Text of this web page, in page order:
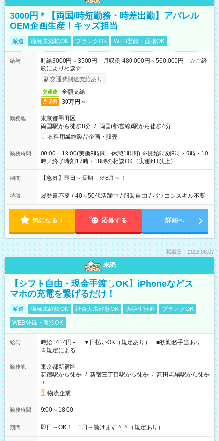
3000円＊【両国/時短勤務・時差出勤】アパレル
OEM企画生産！キッズ担当
派遣 職種未経験OK ブランクOK WEB登録・面接OK
給与
時給3000円～3500円 月収例 480,000円～560,000円 ☆ご経
験により相談☆
交通費別途支給あり
交通費 全額支給
月収例 30万円～
勤務地
東京都墨田区
両国駅から徒歩8分 / 両国(都営線)駅から徒歩4分
衣料用繊維製品企画・販売
勤務時間
09:00～18:00(実働8時間 休憩1時間) ※開始時刻8時・9時・10
時／終了時刻17時・18時の相談OK（実働6H以上）
期間 【急募】即日～長期 ※8月～！
特徴 履歴書不要 / 40～50代活躍中 / 服装自由 / パソコンスキル不要
気になる！ 応募する 詳細へ
掲載日：2026.08.07
未読
【シフト自由・現金手渡しOK】iPhoneなどス
マホの充電を繋げるだけ！
派遣 職種未経験OK 社会人未経験OK 大学生歓迎
ブランクOK
WEB登録・面接OK
給与
時給1414円～ ▼日払いOK（規定あり） ■初勤務手当あり
※規定による
勤務地
東京都新宿区
新宿駅から徒歩 / 新宿三丁目駅から徒歩 / 高田馬場駅から徒歩
/ …
物流企業
勤務時間 9:00～18:00
期間 即日～OK！ 1日～働けます＾＾（規定あり）